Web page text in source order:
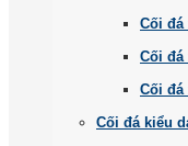
Cối đá
Cối đá
Cối đá
Cối đá kiểu